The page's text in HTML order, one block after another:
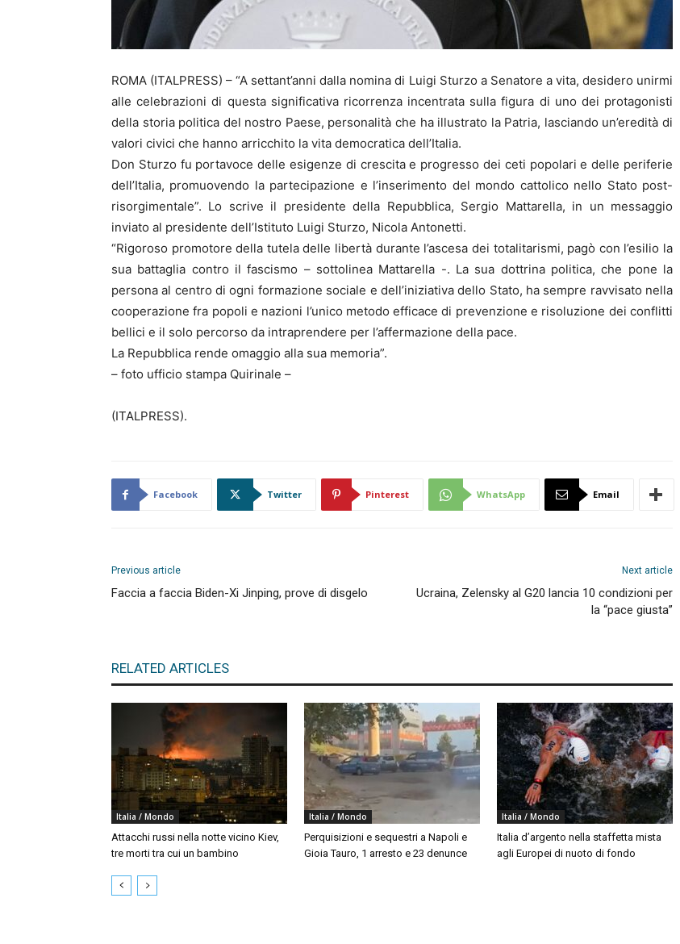
ROMA (ITALPRESS) – “A settant’anni dalla nomina di Luigi Sturzo a Senatore a vita, desidero unirmi
alle celebrazioni di questa significativa ricorrenza incentrata sulla figura di uno dei protagonisti
della storia politica del nostro Paese, personalità che ha illustrato la Patria, lasciando un’eredità di
valori civici che hanno arricchito la vita democratica dell’Italia.
Don Sturzo fu portavoce delle esigenze di crescita e progresso dei ceti popolari e delle periferie
dell’Italia, promuovendo la partecipazione e l’inserimento del mondo cattolico nello Stato post-
risorgimentale”. Lo scrive il presidente della Repubblica, Sergio Mattarella, in un messaggio
inviato al presidente dell’Istituto Luigi Sturzo, Nicola Antonetti.
“Rigoroso promotore della tutela delle libertà durante l’ascesa dei totalitarismi, pagò con l’esilio la
sua battaglia contro il fascismo – sottolinea Mattarella -. La sua dottrina politica, che pone la
persona al centro di ogni formazione sociale e dell’iniziativa dello Stato, ha sempre ravvisato nella
cooperazione fra popoli e nazioni l’unico metodo efficace di prevenzione e risoluzione dei conflitti
bellici e il solo percorso da intraprendere per l’affermazione della pace.
La Repubblica rende omaggio alla sua memoria”.
– foto ufficio stampa Quirinale –
(ITALPRESS).
Facebook Twitter Pinterest WhatsApp Email
Previous article
Faccia a faccia Biden-Xi Jinping, prove di disgelo
Next article
Ucraina, Zelensky al G20 lancia 10 condizioni per
la “pace giusta”
RELATED ARTICLES
Italia / Mondo
Attacchi russi nella notte vicino Kiev,
tre morti tra cui un bambino
Italia / Mondo
Perquisizioni e sequestri a Napoli e
Gioia Tauro, 1 arresto e 23 denunce
Italia / Mondo
Italia d’argento nella staffetta mista
agli Europei di nuoto di fondo